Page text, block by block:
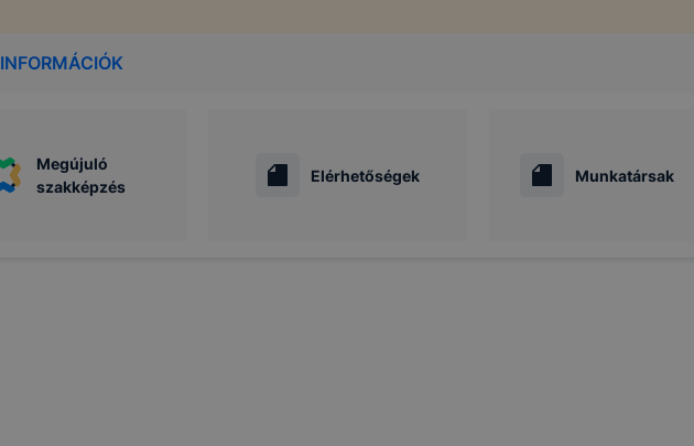
INFORMÁCIÓK
Megújuló
szakképzés
Elérhetőségek Munkatársak